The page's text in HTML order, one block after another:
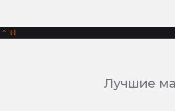
^
Лучшие